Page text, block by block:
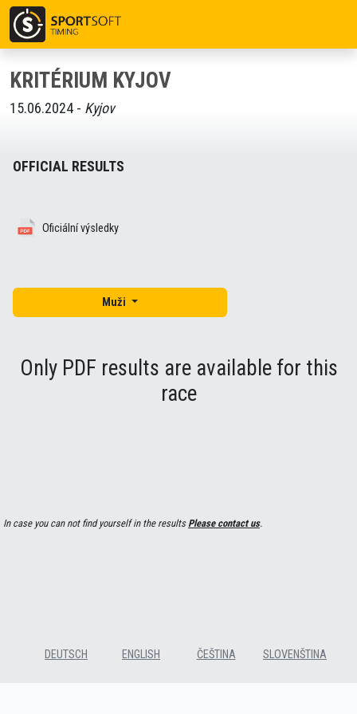
KRITÉRIUM KYJOV
15.06.2024 - Kyjov
OFFICIAL RESULTS
Oficiální výsledky
Muži
Only PDF results are available for this
race
In case you can not find yourself in the results Please contact us.
DEUTSCH ENGLISH ČEŠTINA SLOVENŠTINA